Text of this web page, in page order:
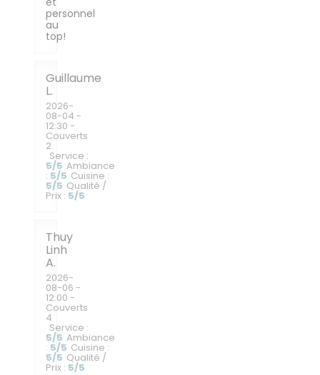
personnel
au
top!
Guillaume
L
2026-
08-04 -
12:30 -
Couverts
2
Service :
5/5 Ambiance
: 5/5 Cuisine :
5/5 Qualité /
Prix : 5/5
Thuy
Linh
A
2026-
08-06 -
12:00 -
Couverts
4
Service :
5/5 Ambiance
: 5/5 Cuisine :
5/5 Qualité /
Prix : 5/5